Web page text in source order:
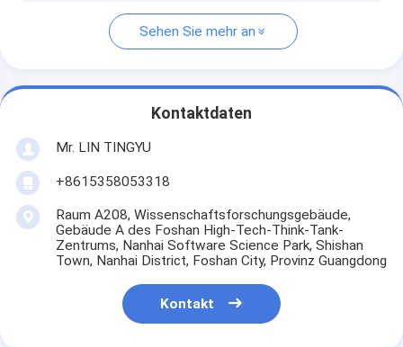
Sehen Sie mehr an
Kontaktdaten
Mr. LIN TINGYU
+8615358053318
Raum A208, Wissenschaftsforschungsgebäude,
Gebäude A des Foshan High-Tech-Think-Tank-
Zentrums, Nanhai Software Science Park, Shishan
Town, Nanhai District, Foshan City, Provinz Guangdong
Kontakt